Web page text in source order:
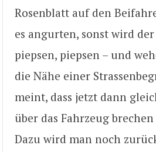
Rosenblatt auf den
es angurten, sonst wird
piepsen, piepsen – und
die Nähe einer
meint, dass jetzt dann
über das Fahrzeug
Dazu wird man noch